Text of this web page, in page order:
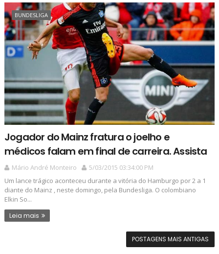
BUNDESLIGA
Jogador do Mainz fratura o joelho e
médicos falam em final de carreira. Assista
Mário André Monteiro
5/03/2015 03:34:00 PM
Um lance trágico aconteceu durante a vitória do Hamburgo por 2 a 1
diante do Mainz , neste domingo, pela Bundesliga. O colombiano
Elkin So...
Leia mais
POSTAGENS MAIS ANTIGAS